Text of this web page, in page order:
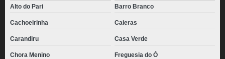
Alto do Pari
Barro Branco
Cachoeirinha Caieras
Carandiru Casa Verde
Chora Menino Freguesia do Ó